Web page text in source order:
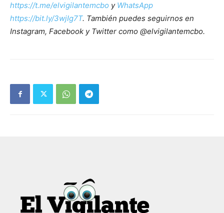
https://t.me/elvigilantemcbo y WhatsApp
https://bit.ly/3wjIg7T. También puedes seguirnos en
Instagram, Facebook y Twitter como @elvigilantemcbo.